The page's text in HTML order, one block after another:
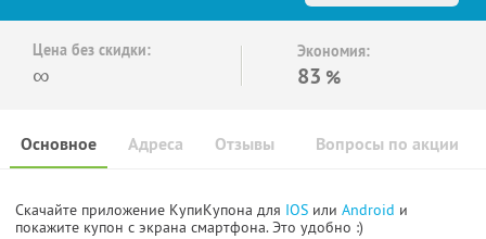
Цена без скидки:
∞
Экономия:
83 %
Основное Отзывы Вопросы по акции
Адреса
Скачайте приложение КупиКупона для IOS или Android и
покажите купон с экрана смартфона. Это удобно :)